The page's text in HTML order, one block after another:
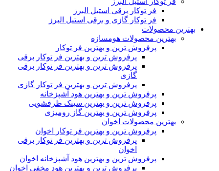
فر توکار برقی استیل البرز
فر توکار گازی و برقی استیل البرز
بهترین محصولات
بهترین محصولات هومسازه
پرفروش ترین و بهترین فر توکار
پرفروش ترین و بهترین فر توکار برقی
پرفروش ترین و بهترین فر توکار برقی
گازی
پرفروش ترین و بهترین فر توکار گازی
پرفروش ترین و بهترین هود آشپزخانه
پرفروش ترین و بهترین سینک ظرفشویی
پرفروش ترین و بهترین گاز رومیزی
بهترین محصولات اخوان
پرفروش ترین و بهترین فر توکار اخوان
پرفروش ترین و بهترین فر توکار برقی
اخوان
پرفروش ترین و بهترین هود آشپزخانه اخوان
پرفروش ترین و بهترین هود مخفی اخوان